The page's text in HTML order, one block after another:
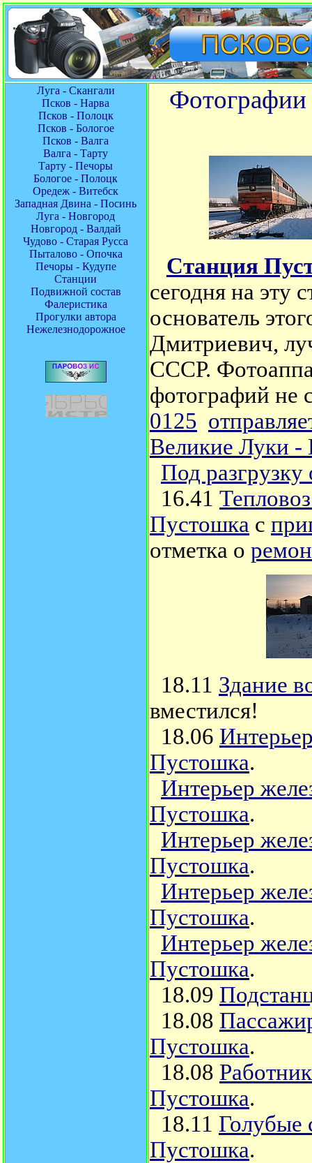
Луга - Скангали
Псков - Нарва
Псков - Полоцк
Псков - Бологое
Псков - Валга
Валга - Тарту
Тарту - Печоры
Бологое - Полоцк
Оредеж - Витебск
Западная Двина - Посинь
Луга - Новгород
Новгород - Валдай
Чудово - Старая Русса
Пыталово - Опочка
Печоры - Кудупе
Станции
Подвижной состав
Фалеристика
Прогулки автора
Нежелезнодорожное
Фотографии
Станция
сегодня на эту
основатель
Дмитриевич,
СССР.
фотографий не
0125
Великие Луки -
Под
16.41
Пустошка с
отметка о
18.11 Здание
вместился!
18.06
Пустошка.
Интерьер
Пустошка.
Интерьер
Пустошка.
Интерьер
Пустошка.
Интерьер
Пустошка.
18.09
18.08
Пустошка.
18.08
Пустошка.
18.11 Голубые
Пустошка.